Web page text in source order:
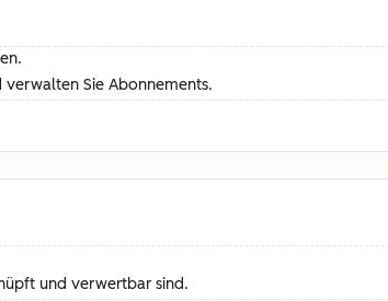
verwalten Sie Abonnements.
und verwertbar sind.